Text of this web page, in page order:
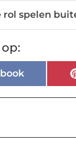
rol spelen